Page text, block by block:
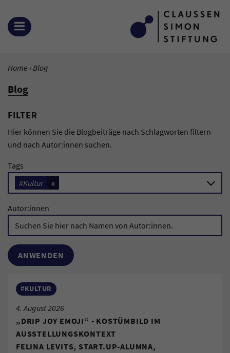
Zum Inhalt springen
OPEN MENU
YOU ARE HERE:
Home Current Page:
Blog
Blog
FILTER
Hier können Sie die Blogbeiträge nach Schlagworten filtern
und nach Autor:innen suchen.
Tags
#Kultur
x
Autor:innen
#KULTUR
4. August 2026
„DRIP JOY EMOJI“ - KOSTÜMBILD IM
AUSSTELLUNGSKONTEXT
FELINA LEVITS, START.UP-ALUMNA,